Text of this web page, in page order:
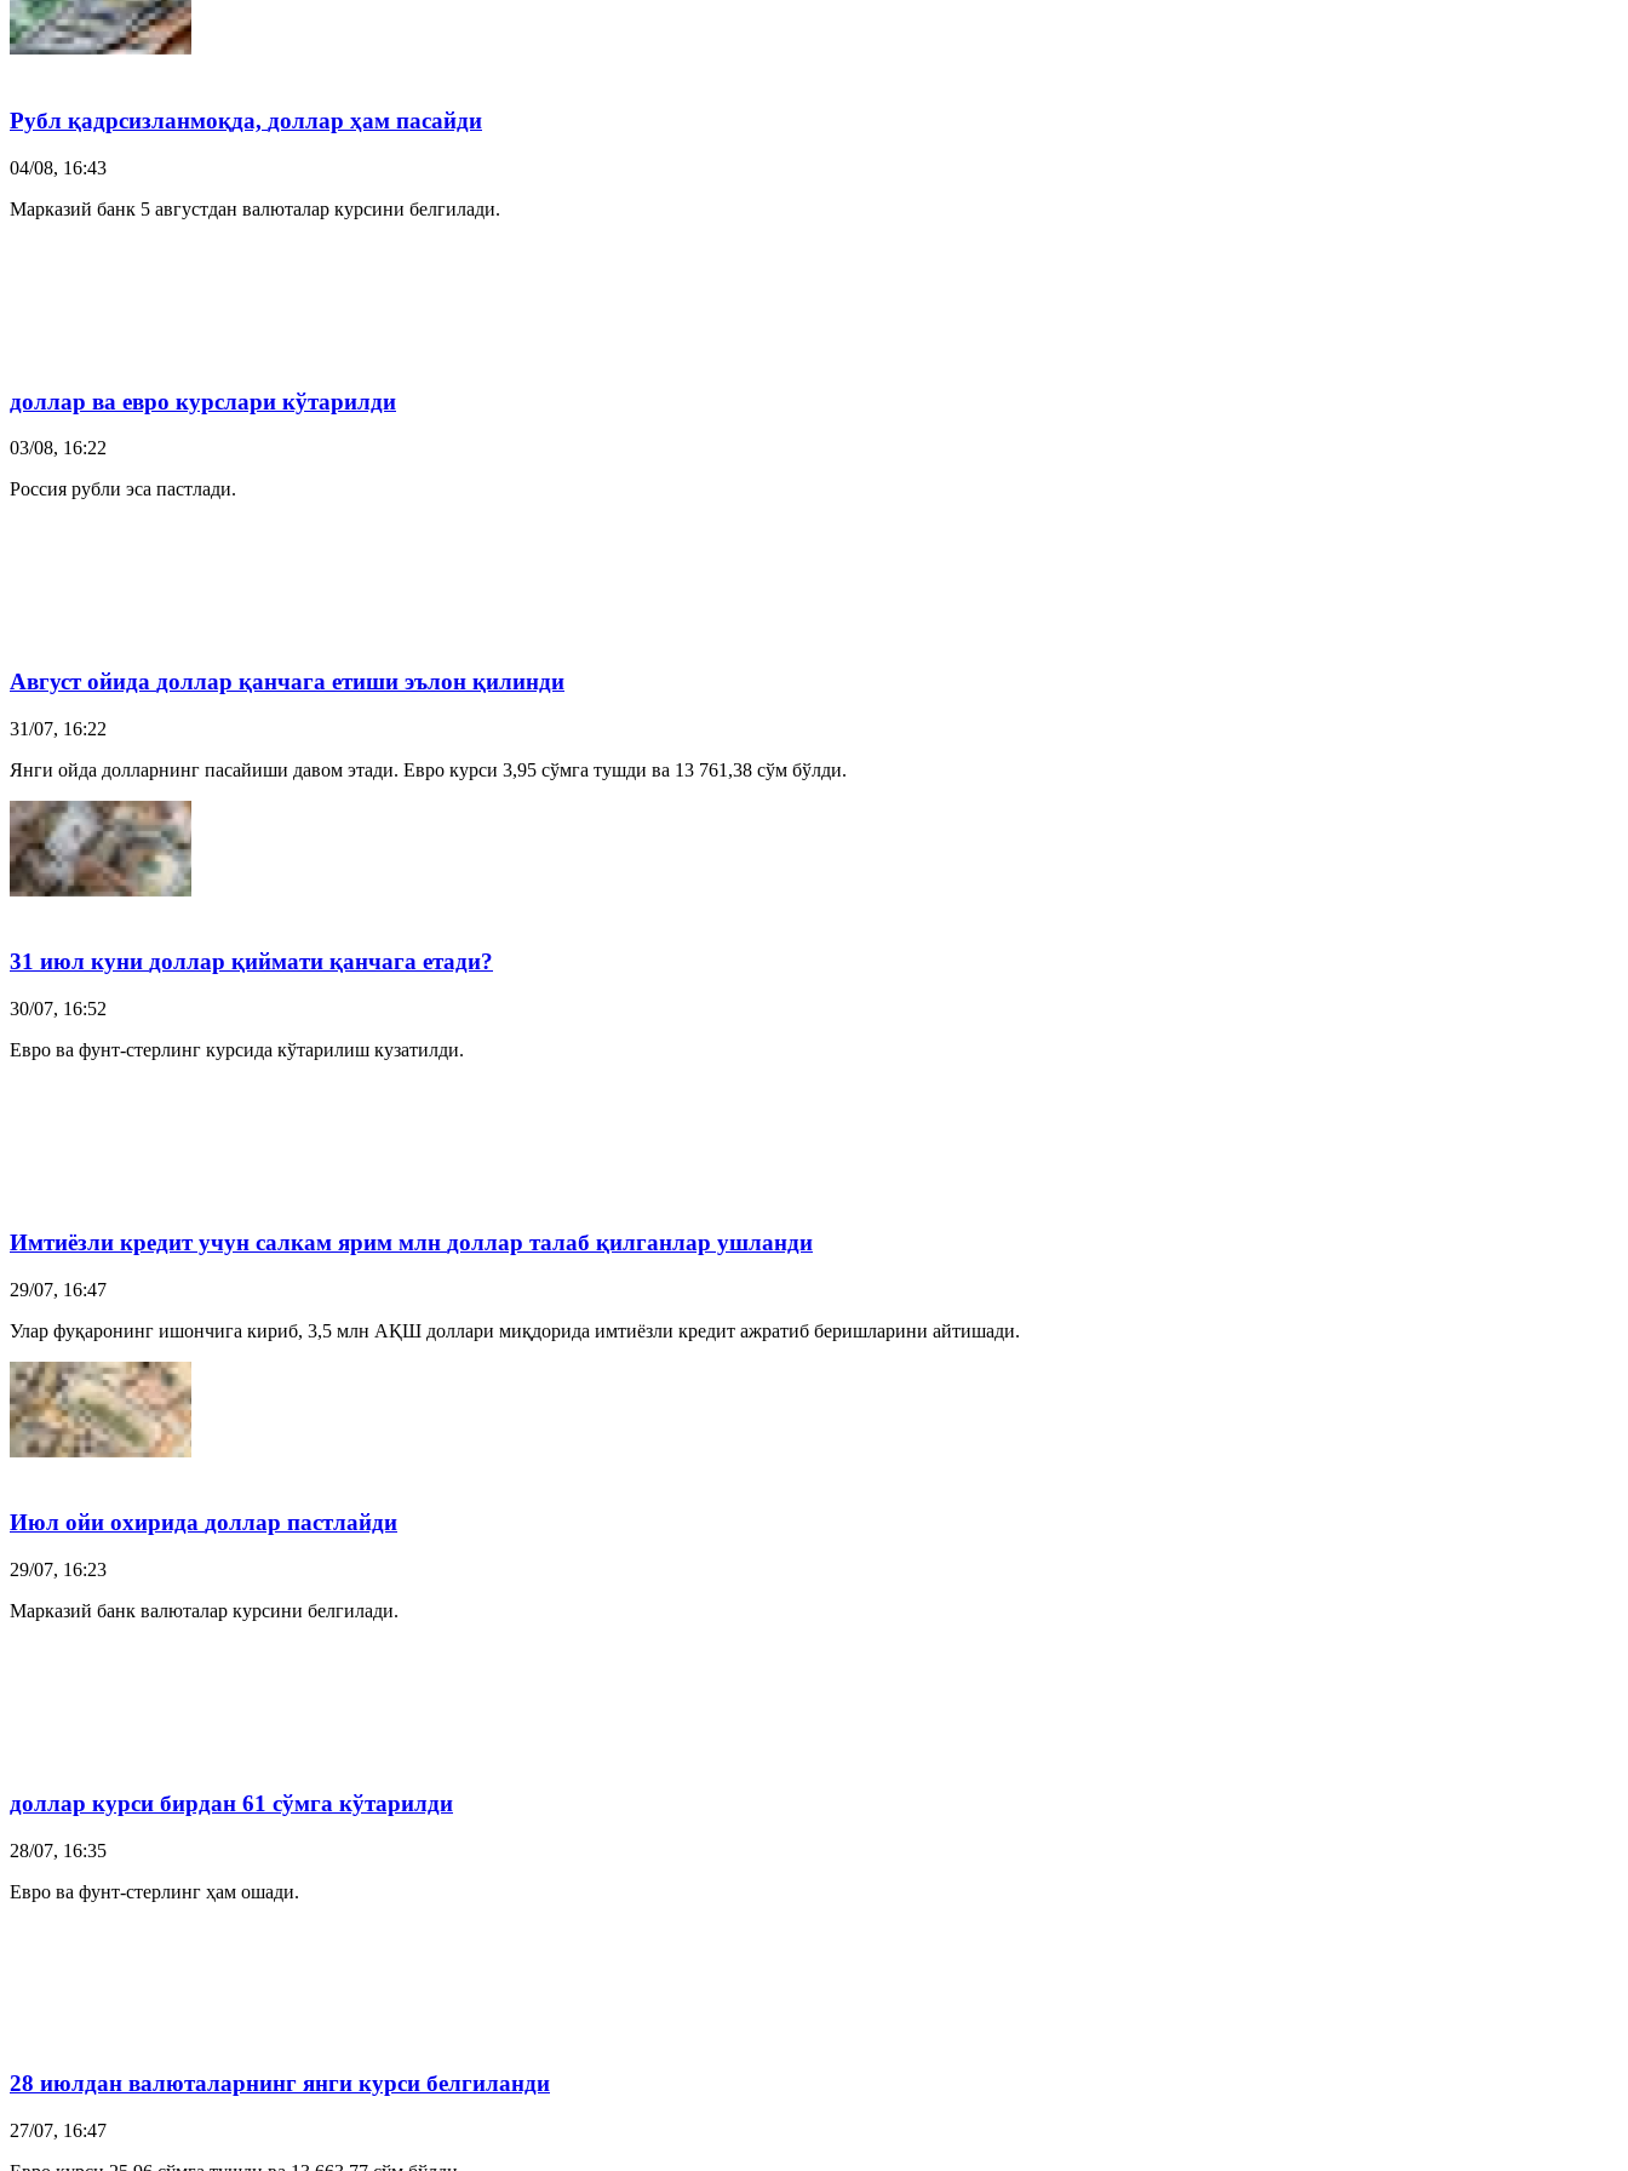
Рубл қадрсизланмоқда, доллар ҳам пасайди
04/08, 16:43
Марказий банк 5 августдан валюталар курсини белгилади.
доллар ва евро курслари кўтарилди
03/08, 16:22
Россия рубли эса пастлади.
Август ойида доллар қанчага етиши эълон қилинди
31/07, 16:22
Янги ойда долларнинг пасайиши давом этади. Евро курси 3,95 сўмга тушди ва 13 761,38 сўм бўлди.
31 июл куни доллар қиймати қанчага етади?
30/07, 16:52
Евро ва фунт-стерлинг курсида кўтарилиш кузатилди.
Имтиёзли кредит учун салкам ярим млн доллар талаб қилганлар ушланди
29/07, 16:47
Улар фуқаронинг ишончига кириб, 3,5 млн АҚШ доллари миқдорида имтиёзли кредит ажратиб беришларини айтишади.
Июл ойи охирида доллар пастлайди
29/07, 16:23
Марказий банк валюталар курсини белгилади.
доллар курси бирдан 61 сўмга кўтарилди
28/07, 16:35
Евро ва фунт-стерлинг ҳам ошади.
28 июлдан валюталарнинг янги курси белгиланди
27/07, 16:47